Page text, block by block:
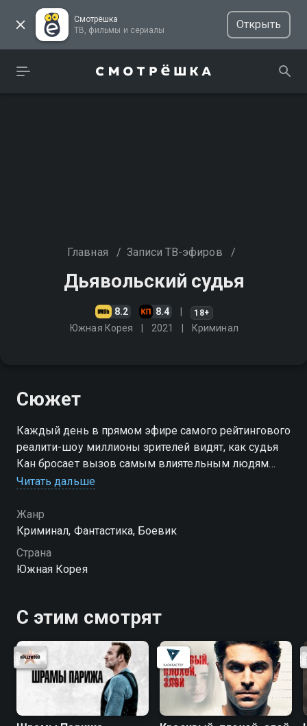
Смотрёшка
ТВ, фильмы и сериалы
Открыть
Главная / Записи ТВ-эфиров /
Дьявольский судья
8.2 8.4 18+
Южная Корея 2021 Криминал
Сюжет
Каждый день в прямом эфире самого рейтингового
реалити-шоу миллионы зрителей видят, как судья
Кан бросает вызов самым влиятельным людям
Кореи
Читать дальше
Жанр
Криминал, Фантастика, Боевик
Страна
Южная Корея
С этим смотрят